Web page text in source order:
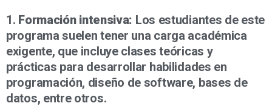
1. Formación intensiva: Los estudiantes de este
programa suelen tener una carga académica
exigente, que incluye clases teóricas y
prácticas para desarrollar habilidades en
programación, diseño de software, bases de
datos, entre otros.